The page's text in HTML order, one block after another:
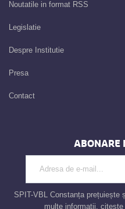
Noutatile in format RSS
Legislatie
Despre Institutie
Presa
Contact
ABONARE
SPIT-VBL Constanța prețuiește
multe informații, citește